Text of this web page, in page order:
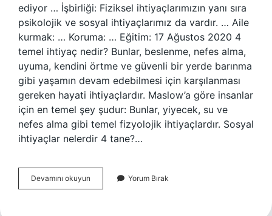
ediyor … İşbirliği: Fiziksel ihtiyaçlarımızın yanı sıra
psikolojik ve sosyal ihtiyaçlarımız da vardır. … Aile
kurmak: … Koruma: … Eğitim: 17 Ağustos 2020 4
temel ihtiyaç nedir? Bunlar, beslenme, nefes alma,
uyuma, kendini örtme ve güvenli bir yerde barınma
gibi yaşamın devam edebilmesi için karşılanması
gereken hayati ihtiyaçlardır. Maslow’a göre insanlar
için en temel şey şudur: Bunlar, yiyecek, su ve
nefes alma gibi temel fizyolojik ihtiyaçlardır. Sosyal
ihtiyaçlar nelerdir 4 tane?…
Devamını okuyun
Sınıf
Yorum Bırak